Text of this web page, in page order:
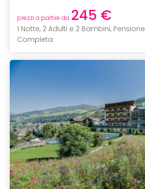
prezzi a partire da 245 €
1 Notte, 2 Adulti e 2 Bambini, Pensione
Completa